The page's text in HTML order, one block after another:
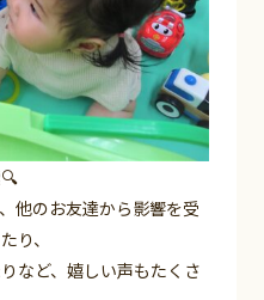
他のお友達から影響を受
り、
など、嬉しい声もたくさ